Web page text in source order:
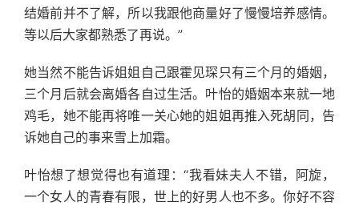
结婚前并不了解，所以我跟他商量好了慢慢培养感情。
等以后大家都熟悉了再说。”
她当然不能告诉姐姐自己跟霍见琛只有三个月的婚姻，
三个月后就会离婚各自过生活。叶怡的婚姻本来就一地
鸡毛，她不能再将唯一关心她的姐姐再推入死胡同，告
诉她自己的事来雪上加霜。
叶怡想了想觉得也有道理：“我看妹夫人不错，阿旋，
一个女人的青春有限，世上的好男人也不多。你好不容